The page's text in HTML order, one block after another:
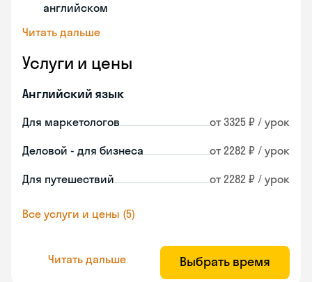
английском
Читать дальше
Услуги и цены
Английский язык
Для маркетологов от 3325 ₽ / урок
Деловой - для бизнеса от 2282 ₽ / урок
Для путешествий от 2282 ₽ / урок
Все услуги и цены (5)
Читать дальше Выбрать время